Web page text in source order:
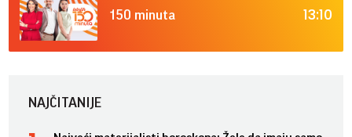
150 minuta 13:10
NAJČITANIJE